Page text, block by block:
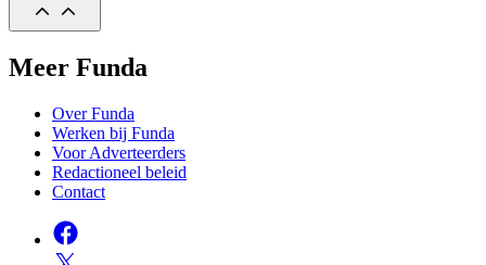
Meer Funda
Over Funda
Werken bij Funda
Voor Adverteerders
Redactioneel beleid
Contact